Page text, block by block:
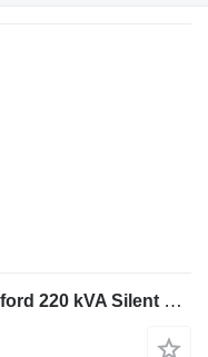
Volvo Penta TAD840GE - B Stamford 220 kVA Silent generatorset Aggregaa